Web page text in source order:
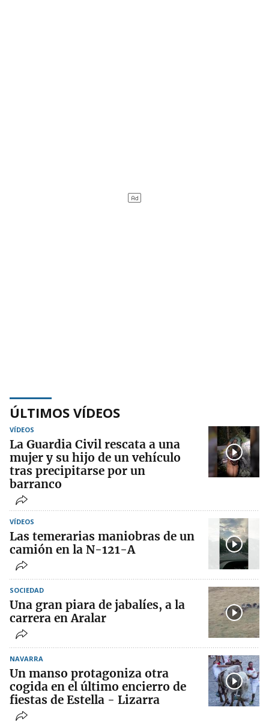
ÚLTIMOS VÍDEOS
VÍDEOS
La Guardia Civil rescata a una
mujer y su hijo de un vehículo
tras precipitarse por un
barranco
VÍDEOS
Las temerarias maniobras de un
camión en la N-121-A
SOCIEDAD
Una gran piara de jabalíes, a la
carrera en Aralar
NAVARRA
Un manso protagoniza otra
cogida en el último encierro de
fiestas de Estella - Lizarra